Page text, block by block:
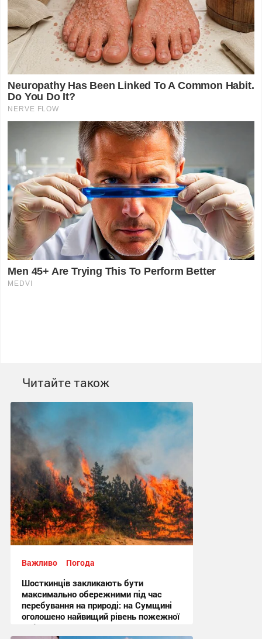
Читайте також
Важливо Погода
Шосткинців закликають бути
максимально обережними під час
перебування на природі: на Сумщині
оголошено найвищий рівень пожежної
небезпеки